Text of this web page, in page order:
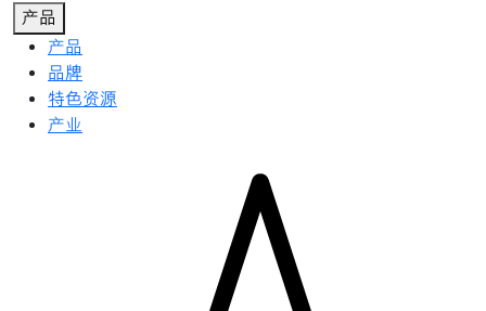
产品
产品
品牌
特色资源
产业